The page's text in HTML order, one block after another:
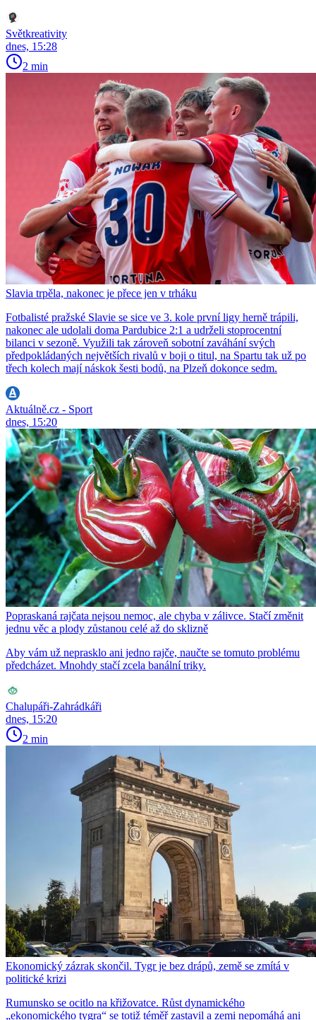
Světkreativity
dnes, 15:28
2 min
Slavia trpěla, nakonec je přece jen v trháku
Fotbalisté pražské Slavie se sice ve 3. kole první ligy herně trápili,
nakonec ale udolali doma Pardubice 2:1 a udrželi stoprocentní
bilanci v sezoně. Využili tak zároveň sobotní zaváhání svých
předpokládaných největších rivalů v boji o titul, na Spartu tak už po
třech kolech mají náskok šesti bodů, na Plzeň dokonce sedm.
Aktuálně.cz - Sport
dnes, 15:20
Popraskaná rajčata nejsou nemoc, ale chyba v zálivce. Stačí změnit
jednu věc a plody zůstanou celé až do sklizně
Aby vám už neprasklo ani jedno rajče, naučte se tomuto problému
předcházet. Mnohdy stačí zcela banální triky.
Chalupáři-Zahrádkáři
dnes, 15:20
2 min
Ekonomický zázrak skončil. Tygr je bez drápů, země se zmítá v
politické krizi
Rumunsko se ocitlo na křižovatce. Růst dynamického
„ekonomického tygra“ se totiž téměř zastavil a zemi nepomáhá ani